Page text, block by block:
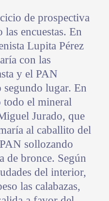
de prospectiva
las encuestas. En
Lupita Pérez
con las
y el PAN
segundo lugar. En
todo el mineral
Jurado, que
al caballito del
sollozando
de bronce. Según
del interior,
las calabazas,